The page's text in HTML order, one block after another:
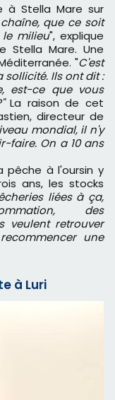
que ce soit
milieu", explique
Stella Mare. Une
"C'est
Ils ont dit :
est-ce que vous
La raison de cet
directeur de
mondial, il n'y
faire. On a 10 ans
pêche à l'oursin y
ans, les stocks
liées à ça,
des
veulent retrouver
une
à Luri